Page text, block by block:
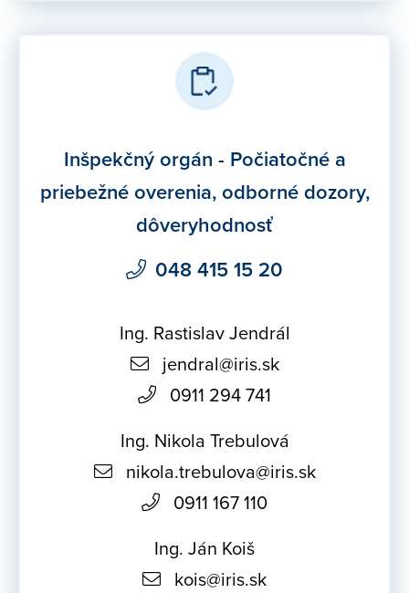
Inšpekčný orgán - Počiatočné a
priebežné overenia, odborné dozory,
dôveryhodnosť
048 415 15 20
Ing. Rastislav Jendrál
jendral@iris.sk
0911 294 741
Ing. Nikola Trebulová
nikola.trebulova@iris.sk
0911 167 110
Ing. Ján Koiš
kois@iris.sk